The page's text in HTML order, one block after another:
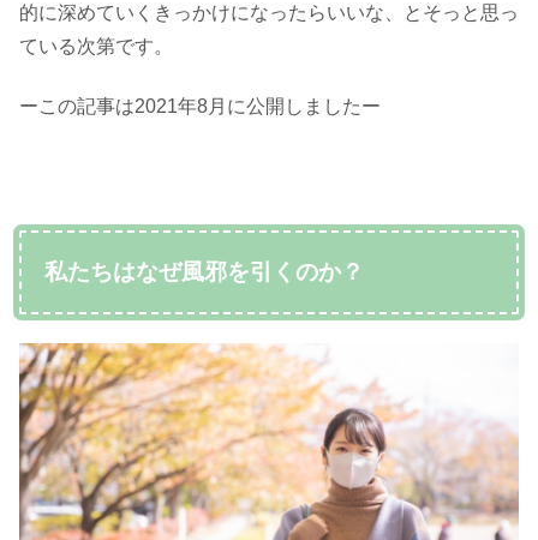
的に深めていくきっかけになったらいいな、とそっと思っ
ている次第です。
ーこの記事は2021年8月に公開しましたー
私たちはなぜ風邪を引くのか？